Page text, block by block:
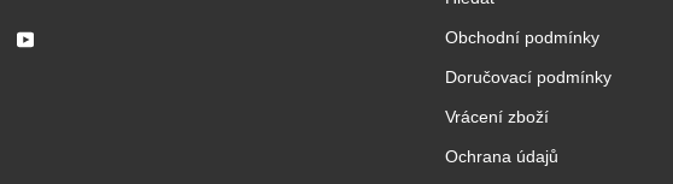
Obchodní podmínky
Doručovací podmínky
Vrácení zboží
Ochrana údajů